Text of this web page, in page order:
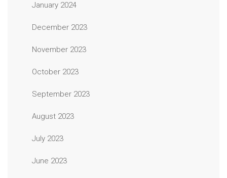
January 2024
December 2023
November 2023
October 2023
September 2023
August 2023
July 2023
June 2023